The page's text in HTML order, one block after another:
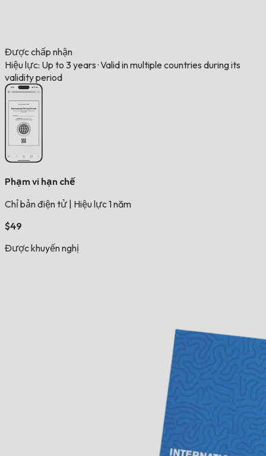
Được chấp nhận
Hiệu lực: Up to 3 years ·Valid in multiple countries during its
validity period
Phạm vi hạn chế
Chỉ bản điện tử Hiệu lực 1 năm
$49
Được khuyến nghị